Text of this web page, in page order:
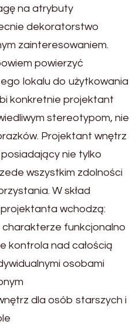
na atrybuty
dekoratorstwo
zainteresowaniem.
powierzyć
lokalu do użytkowania
konkretnie projektant
stereotypom, nie
Projektant wnętrz
nie tylko
wszystkim zdolności
W skład
wchodzą:
funkcjonalno
kontrola nad całością
osobami
dla osób starszych i